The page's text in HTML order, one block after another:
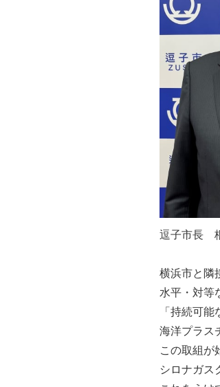
逗子市長
横浜市と隣
水平・対等
「持続可
海洋プラス
この取組が
シロナガス